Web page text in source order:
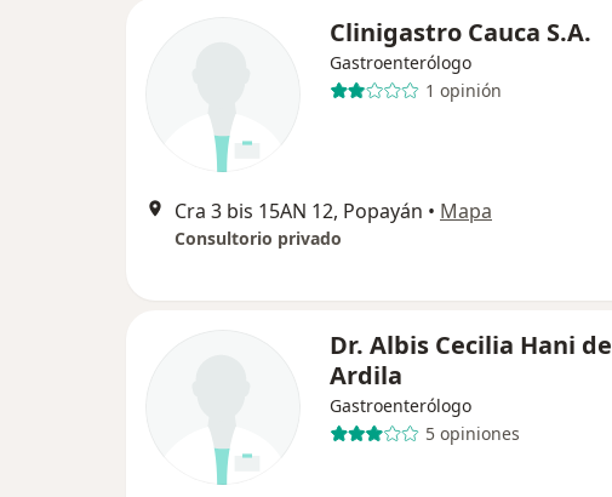
Clinigastro Cauca S.A.
Gastroenterólogo
1 opinión
Cra 3 bis 15AN 12, Popayán • Mapa
Consultorio privado
Dr. Albis Cecilia Hani de
Ardila
Gastroenterólogo
5 opiniones